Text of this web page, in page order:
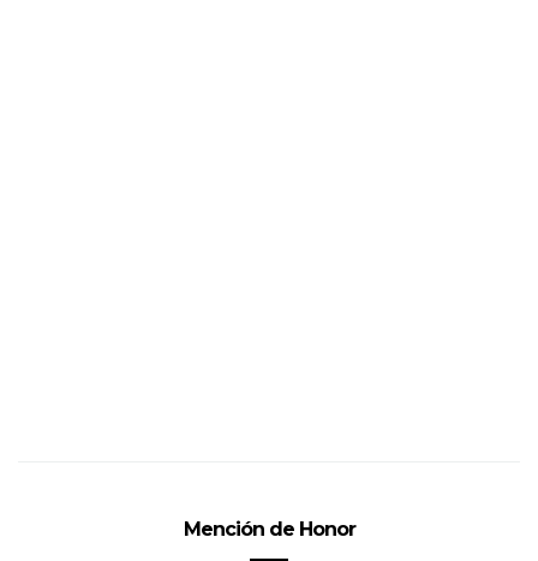
Mención de Honor